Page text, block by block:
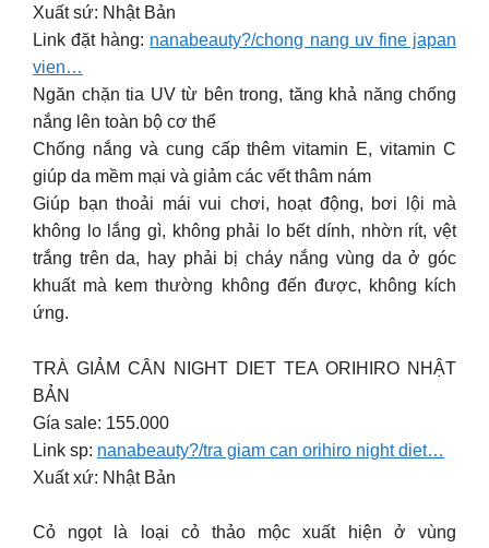
Xuất sứ: Nhật Bản
Link đặt hàng: nanabeauty?/chong nang uv fine japan
vien…
Ngăn chặn tia UV từ bên trong, tăng khả năng chống
nắng lên toàn bộ cơ thể
Chống nắng và cung cấp thêm vitamin E, vitamin C
giúp da mềm mại và giảm các vết thâm nám
Giúp bạn thoải mái vui chơi, hoạt động, bơi lội mà
không lo lắng gì, không phải lo bết dính, nhờn rít, vệt
trắng trên da, hay phải bị cháy nắng vùng da ở góc
khuất mà kem thường không đến được, không kích
ứng.
TRÀ GIẢM CÂN NIGHT DIET TEA ORIHIRO NHẬT
BẢN
Gía sale: 155.000
Link sp: nanabeauty?/tra giam can orihiro night diet…
Xuất xứ: Nhật Bản
Cỏ ngọt là loại cỏ thảo mộc xuất hiện ở vùng